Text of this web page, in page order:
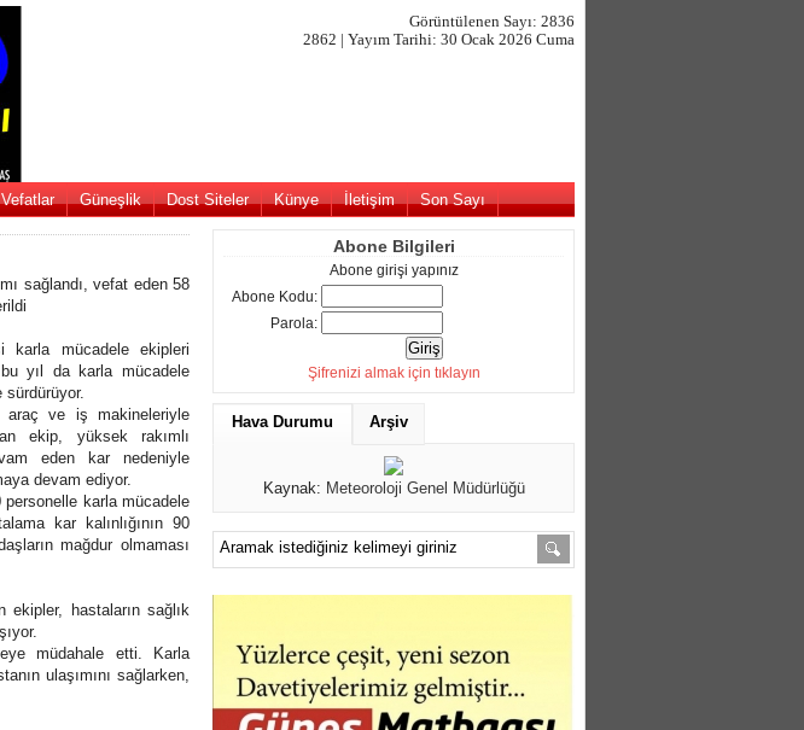
Görüntülenen Sayı: 2836
2862 | Yayım Tarihi: 30 Ocak 2026 Cuma
Vefatlar Güneşlik Dost Siteler Künye İletişim Son Sayı
sağlandı, vefat eden 58
karla mücadele ekipleri
yıl da karla mücadele
sürdürüyor.
araç ve iş makineleriyle
ekip, yüksek rakımlı
eden kar nedeniyle
devam ediyor.
karla mücadele
kar kalınlığının 90
mağdur olmaması
ekipler, hastaların sağlık
müdahale etti. Karla
ulaşımını sağlarken,
Abone Bilgileri
Abone girişi yapınız
Abone Kodu:
Parola:
Şifrenizi almak için tıklayın
Hava Durumu Arşiv
Kaynak: Meteoroloji Genel Müdürlüğü